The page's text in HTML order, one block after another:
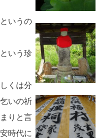
いうの
という珍
くは分
いの祈
りと言
時代に